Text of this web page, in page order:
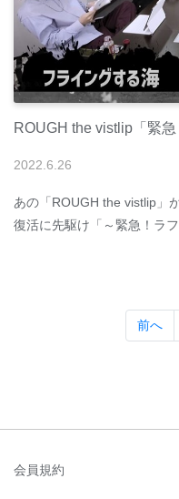
ROUGH the vistlip「緊急
2022.6.26
あの「ROUGH the vistlip」
復活に先駆け「～緊急！ラ
前へ
会員規約